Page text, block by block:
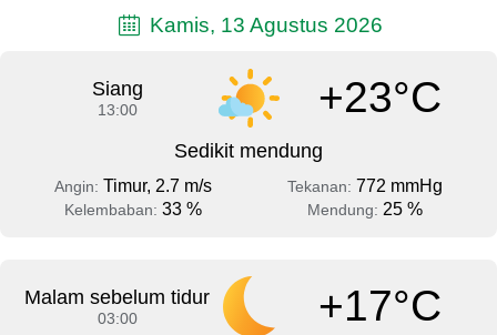
Kamis, 13 Agustus 2026
Siang
13:00 +23°C
Sedikit mendung
Angin: Timur, 2.7 m/s Tekanan: 772 mmHg
Kelembaban: 33 % Mendung: 25 %
Malam sebelum tidur
03:00 +17°C